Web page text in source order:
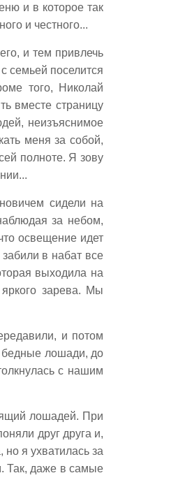
и в которое так
и честного...
и тем привлечь
семьей поселится
того, Николай
вместе страницу
неизъяснимое
меня за собой,
полноте. Я зову
сидели на
за небом,
освещение идет
в набат все
выходила на
зарева. Мы
и потом
бедные лошади, до
с нашим
лошадей. При
друг друга и,
я ухватилась за
Так, даже в самые